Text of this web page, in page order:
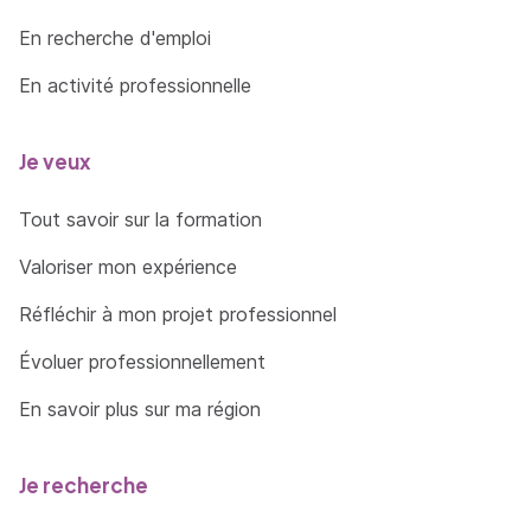
En recherche d'emploi
En activité professionnelle
Je veux
Tout savoir sur la formation
Valoriser mon expérience
Réfléchir à mon projet professionnel
Évoluer professionnellement
En savoir plus sur ma région
Je recherche